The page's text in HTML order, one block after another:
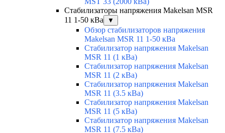
Стабилизаторы напряжения Makelsan MSR
11 1-50 кВа
▼
Обзор стабилизаторов напряжения
Makelsan MSR 11 1-50 кВа
Стабилизатор напряжения Makelsan
MSR 11 (1 кВа)
Стабилизатор напряжения Makelsan
MSR 11 (2 кВа)
Стабилизатор напряжения Makelsan
MSR 11 (3.5 кВа)
Стабилизатор напряжения Makelsan
MSR 11 (5 кВа)
Стабилизатор напряжения Makelsan
MSR 11 (7.5 кВа)